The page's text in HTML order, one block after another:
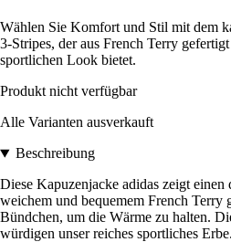
Wählen Sie Komfort und Stil mit dem
3-Stripes, der aus French Terry
sportlichen Look bietet.
Produkt nicht verfügbar
Alle Varianten ausverkauft
Beschreibung
Diese Kapuzenjacke adidas zeigt einen
weichem und bequemem French Terry
Bündchen, um die Wärme zu halten.
würdigen unser reiches sportliches